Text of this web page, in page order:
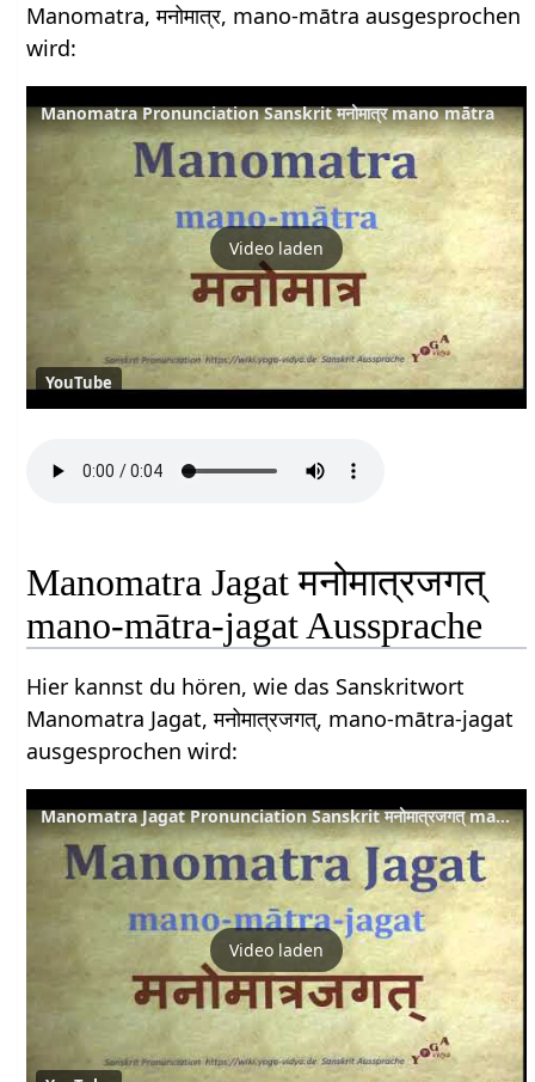
Manomatra, मनोमात्र, mano-mātra ausgesprochen
wird:
Manomatra Pronunciation Sanskrit मनोमात्र mano mātra
Video laden
YouTube
Manomatra Jagat मनोमात्रजगत्
mano-mātra-jagat Aussprache
Hier kannst du hören, wie das Sanskritwort
Manomatra Jagat, मनोमात्रजगत्, mano-mātra-jagat
ausgesprochen wird:
Manomatra Jagat Pronunciation Sanskrit मनोमात्रजगत् mano mātra jagat
Video laden